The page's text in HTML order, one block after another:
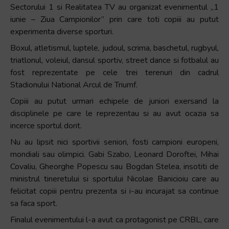
Sectorului 1 si Realitatea TV au organizat evenimentul „1
iunie – Ziua Campionilor” prin care toti copiii au putut
experimenta diverse sporturi.
Boxul, atletismul, luptele, judoul, scrima, baschetul, rugbyul,
triatlonul, voleiul, dansul sportiv, street dance si fotbalul au
fost reprezentate pe cele trei terenuri din cadrul
Stadionului National Arcul de Triumf.
Copiii au putut urmari echipele de juniori exersand la
disciplinele pe care le reprezentau si au avut ocazia sa
incerce sportul dorit.
Nu au lipsit nici sportivii seniori, fosti campioni europeni,
mondiali sau olimpici. Gabi Szabo, Leonard Doroftei, Mihai
Covaliu, Gheorghe Popescu sau Bogdan Stelea, insotiti de
ministrul tineretului si sportului Nicolae Banicioiu care au
felicitat copiii pentru prezenta si i-au incurajat sa continue
sa faca sport.
Finalul evenimentului l-a avut ca protagonist pe CRBL, care